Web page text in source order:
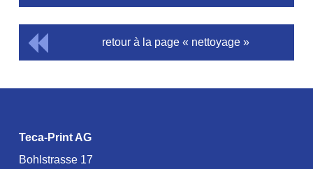
retour à la page « nettoyage »
Teca-Print AG
Bohlstrasse 17